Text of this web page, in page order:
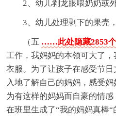
2、幼儿剥龙眼喂奶奶或
3、幼儿处理剥下的果壳
（五 ……此处隐藏2853
工作，我妈妈的本领可大了
衣服。为了让孩子在感受节
入地了解自己的妈妈，感受
为有这样的妈妈而自豪的情
在班里生成了“我的妈妈真棒“